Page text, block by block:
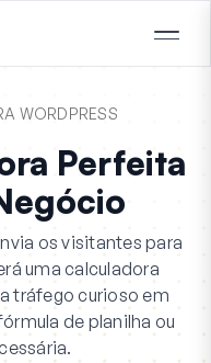
WORDPRESS
Perfeita
os visitantes para
uma calculadora
tráfego curioso em
de planilha ou